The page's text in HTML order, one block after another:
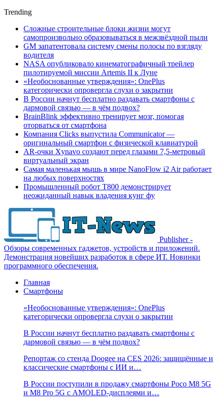
Trending
Сложные строительные блоки жизни могут
самопроизвольно образовываться в межзвёздной пыли
GM запатентовала систему смены полосы по взгляду
водителя
NASA опубликовало кинематографичный трейлер
пилотируемой миссии Artemis II к Луне
«Необоснованные утверждения»: OnePlus
категорически опровергла слухи о закрытии
В России начнут бесплатно раздавать смартфоны с
дармовой связью — в чём подвох?
BrainBlink эффективно тренирует мозг, помогая
оторваться от смартфона
Компания Clicks выпустила Communicator —
оригинальный смартфон с физической клавиатурой
AR-очки Xynavo создают перед глазами 7,5-метровый
виртуальный экран
Самая маленькая мышь в мире NanoFlow i2 Air работает
на любых поверхностях
Промышленный робот Т800 демонстрирует
неожиданный навык владения кунг фу
Publisher -
Обзоры современных гаджетов, устройств и приложений.
Демонстрация новейших разработок в сфере ИТ. Новинки
программного обеспечения.
Главная
Смартфоны
«Необоснованные утверждения»: OnePlus
категорически опровергла слухи о закрытии
В России начнут бесплатно раздавать смартфоны с
дармовой связью — в чём подвох?
Репортаж со стенда Doogee на CES 2026: защищённые и
классические смартфоны с ИИ и…
В России поступили в продажу смартфоны Poco M8 5G
и M8 Pro 5G с AMOLED-дисплеями и…